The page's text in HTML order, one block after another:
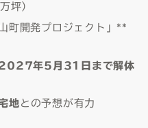
坪）
町開発プロジェクト」**
年5月31日まで解体
地との予想が有力